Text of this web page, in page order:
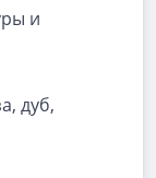
и
дуб,